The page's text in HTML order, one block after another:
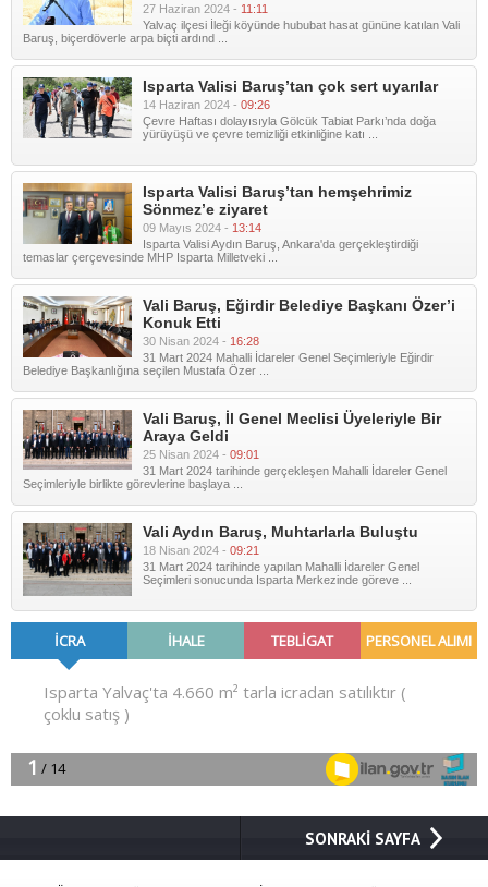
27 Haziran 2024 - 11:11
Yalvaç ilçesi İleği köyünde hububat hasat gününe katılan Vali
Baruş, biçerdöverle arpa biçti ardınd ...
Isparta Valisi Baruş’tan çok sert uyarılar
14 Haziran 2024 - 09:26
Çevre Haftası dolayısıyla Gölcük Tabiat Parkı’nda doğa
yürüyüşü ve çevre temizliği etkinliğine katı ...
Isparta Valisi Baruş’tan hemşehrimiz
Sönmez’e ziyaret
09 Mayıs 2024 - 13:14
Isparta Valisi Aydın Baruş, Ankara'da gerçekleştirdiği
temaslar çerçevesinde MHP Isparta Milletveki ...
Vali Baruş, Eğirdir Belediye Başkanı Özer’i
Konuk Etti
30 Nisan 2024 - 16:28
31 Mart 2024 Mahalli İdareler Genel Seçimleriyle Eğirdir
Belediye Başkanlığına seçilen Mustafa Özer ...
Vali Baruş, İl Genel Meclisi Üyeleriyle Bir
Araya Geldi
25 Nisan 2024 - 09:01
31 Mart 2024 tarihinde gerçekleşen Mahalli İdareler Genel
Seçimleriyle birlikte görevlerine başlaya ...
Vali Aydın Baruş, Muhtarlarla Buluştu
18 Nisan 2024 - 09:21
31 Mart 2024 tarihinde yapılan Mahalli İdareler Genel
Seçimleri sonucunda Isparta Merkezinde göreve ...
SONRAKİ SAYFA